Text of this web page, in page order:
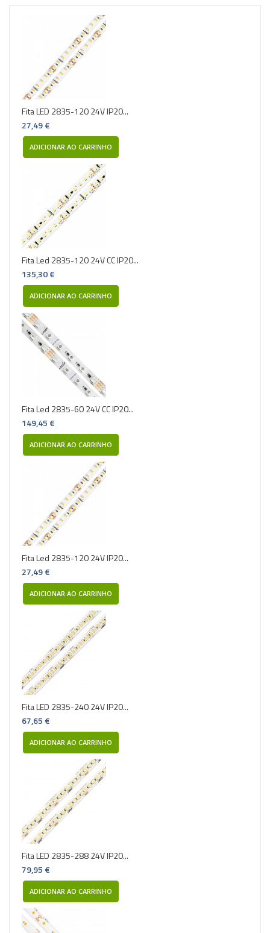
Fita LED 2835-120 24V IP20...
27,49 €
ADICIONAR AO CARRINHO
Fita Led 2835-120 24V CC IP20...
135,30 €
ADICIONAR AO CARRINHO
Fita Led 2835-60 24V CC IP20...
149,45 €
ADICIONAR AO CARRINHO
Fita Led 2835-120 24V IP20...
27,49 €
ADICIONAR AO CARRINHO
Fita LED 2835-240 24V IP20...
67,65 €
ADICIONAR AO CARRINHO
Fita LED 2835-288 24V IP20...
79,95 €
ADICIONAR AO CARRINHO